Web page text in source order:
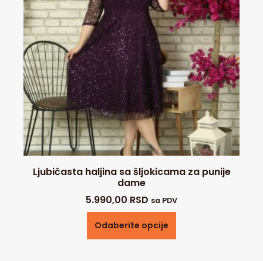
Ljubičasta haljina sa šljokicama za punije
dame
5.990,00 RSD sa PDV
Odaberite opcije